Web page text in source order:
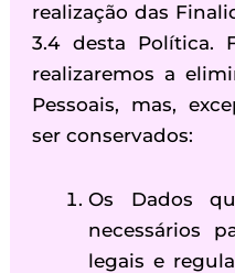
realização das
3.4 desta Política.
realizaremos a
Pessoais, mas,
ser conservados:
Os Dados
necessários
legais e